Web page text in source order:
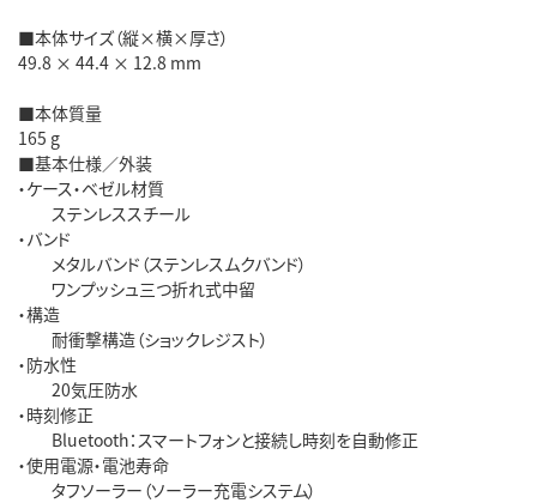
■本体サイズ（縦×横×厚さ）
49.8 × 44.4 × 12.8 mm
■本体質量
165 g
■基本仕様／外装
・ケース・ベゼル材質
ステンレススチール
・バンド
メタルバンド（ステンレスムクバンド）
ワンプッシュ三つ折れ式中留
・構造
耐衝撃構造（ショックレジスト）
・防水性
20気圧防水
・時刻修正
Bluetooth：スマートフォンと接続し時刻を自動修正
・使用電源・電池寿命
タフソーラー（ソーラー充電システム）